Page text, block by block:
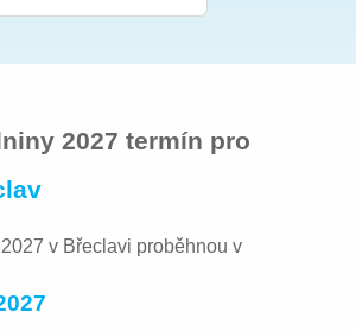
2027 termín pro
v Břeclavi proběhnou v